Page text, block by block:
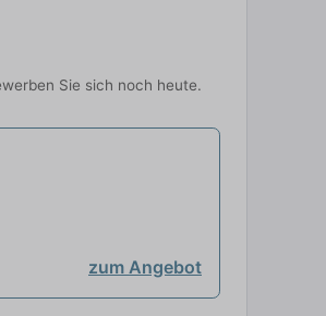
Sie sich noch heute.
zum Angebot